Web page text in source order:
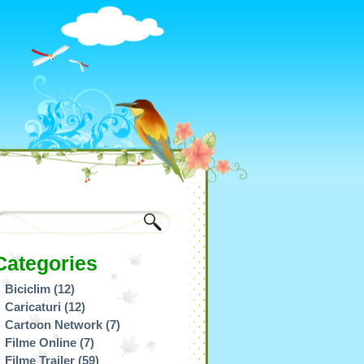
Biciclim (12)
Caricaturi (12)
Cartoon Network (7)
Filme Online (7)
Filme Trailer (59)